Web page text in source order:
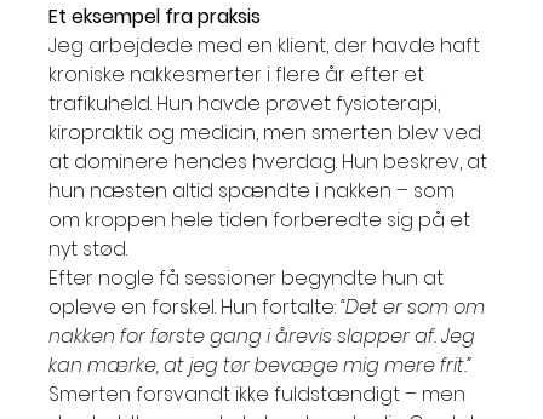
Et eksempel fra praksis
Jeg arbejdede med en klient, der havde haft
kroniske nakkesmerter i flere år efter et
trafikuheld. Hun havde prøvet fysioterapi,
kiropraktik og medicin, men smerten blev ved
at dominere hendes hverdag. Hun beskrev, at
hun næsten altid spændte i nakken – som
om kroppen hele tiden forberedte sig på et
nyt stød.
Efter nogle få sessioner begyndte hun at
opleve en forskel. Hun fortalte: “Det er som om
nakken for første gang i årevis slapper af. Jeg
kan mærke, at jeg tør bevæge mig mere frit.”
Smerten forsvandt ikke fuldstændigt – men